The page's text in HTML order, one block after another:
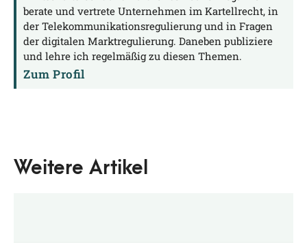
berate und vertrete Unternehmen im Kartellrecht, in
der Telekommunikationsregulierung und in Fragen
der digitalen Marktregulierung. Daneben publiziere
und lehre ich regelmäßig zu diesen Themen.
Zum Profil
Weitere Artikel